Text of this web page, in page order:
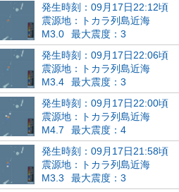
発生時刻：09月17日22:12頃
震源地：トカラ列島近海
M3.0
最大震度：3
発生時刻：09月17日22:06頃
震源地：トカラ列島近海
M3.4
最大震度：3
発生時刻：09月17日22:00頃
震源地：トカラ列島近海
M4.7
最大震度：4
発生時刻：09月17日21:58頃
震源地：トカラ列島近海
M3.3
最大震度：3